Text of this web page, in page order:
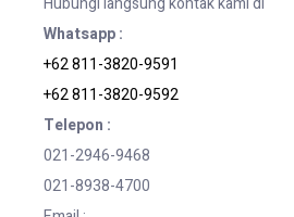
Whatsapp :
+62 811-3820-9591
+62 811-3820-9592
Telepon :
021-2946-9468
021-8938-4700